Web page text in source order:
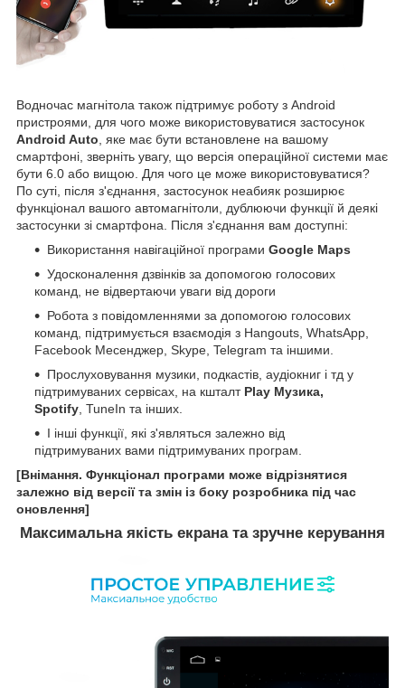
Водночас магнітола також підтримує роботу з Android
пристроями, для чого може використовуватися застосунок
Android Auto, яке має бути встановлене на вашому
смартфоні, зверніть увагу, що версія операційної системи має
бути 6.0 або вищою. Для чого це може використовуватися?
По суті, після з'єднання, застосунок неабияк розширює
функціонал вашого автомагнітоли, дублюючи функції й деякі
застосунки зі смартфона. Після з'єднання вам доступні:
Використання навігаційної програми Google Maps
Удосконалення дзвінків за допомогою голосових
команд, не відвертаючи уваги від дороги
Робота з повідомленнями за допомогою голосових
команд, підтримується взаємодія з Hangouts, WhatsApp,
Facebook Месенджер, Skype, Telegram та іншими.
Прослуховування музики, подкастів, аудіокниг і тд у
підтримуваних сервісах, на кшталт Play Музика,
Spotify, TuneIn та інших.
І інші функції, які з'являться залежно від
підтримуваних вами підтримуваних програм.
[Внімання. Функціонал програми може відрізнятися
залежно від версії та змін із боку розробника під час
оновлення]
Максимальна якість екрана та зручне керування